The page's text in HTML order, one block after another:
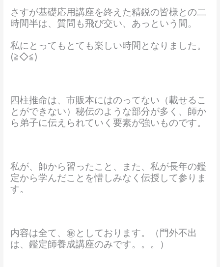
さすが基礎応用講座を終えた精鋭の皆様との二
時間半は、質問も飛び交い、あっという間。
私にとってもとても楽しい時間となりました。
(≧◇≦)
四柱推命は、市販本にはのってない（載せるこ
とができない）秘伝のような部分が多く、師か
ら弟子に伝えられていく要素が強いものです。
私が、師から習ったこと、また、私が長年の鑑
定から学んだことを惜しみなく伝授して参りま
す。
内容は全て、㊙としております。（門外不出
は、鑑定師養成講座のみです。。。）